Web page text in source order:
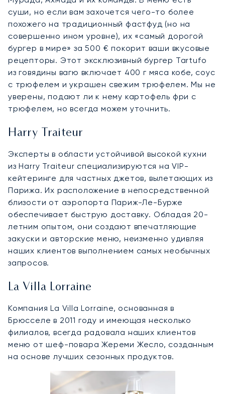
суши, но если вам захочется чего-то более
похожего на традиционный фастфуд (но на
совершенно ином уровне), их «самый дорогой
бургер в мире» за 500 € покорит ваши вкусовые
рецепторы. Этот эксклюзивный бургер Tartufo
из говядины вагю включает 400 г мяса кобе, соус
с трюфелем и украшен свежим трюфелем. Мы не
уверены, подают ли к нему картофель фри с
трюфелем, но всегда можем уточнить.
Harry Traiteur
Эксперты в области устойчивой высокой кухни
из Harry Traiteur специализируются на VIP-
кейтеринге для частных джетов, вылетающих из
Парижа. Их расположение в непосредственной
близости от аэропорта Париж-Ле-Бурже
обеспечивает быструю доставку. Обладая 20-
летним опытом, они создают впечатляющие
закуски и авторские меню, неизменно удивляя
наших клиентов выполнением самых необычных
запросов.
La Villa Lorraine
Компания La Villa Lorraine, основанная в
Брюсселе в 2011 году и имеющая несколько
филиалов, всегда радовала наших клиентов
меню от шеф-повара Жереми Жесло, созданным
на основе лучших сезонных продуктов.